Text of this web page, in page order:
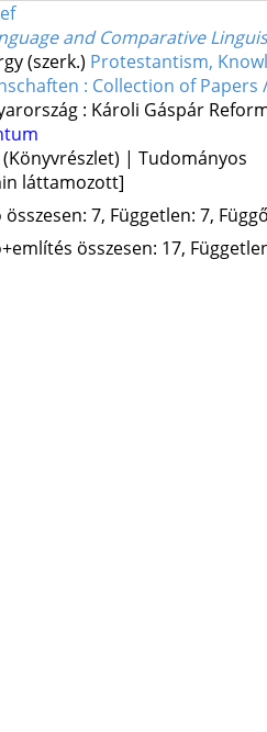
and Comparative
(szerk.) Protestantism,
: Collection of Papers
: Károli Gáspár
| Tudományos
láttamozott]
7, Független: 7,
összesen: 17,